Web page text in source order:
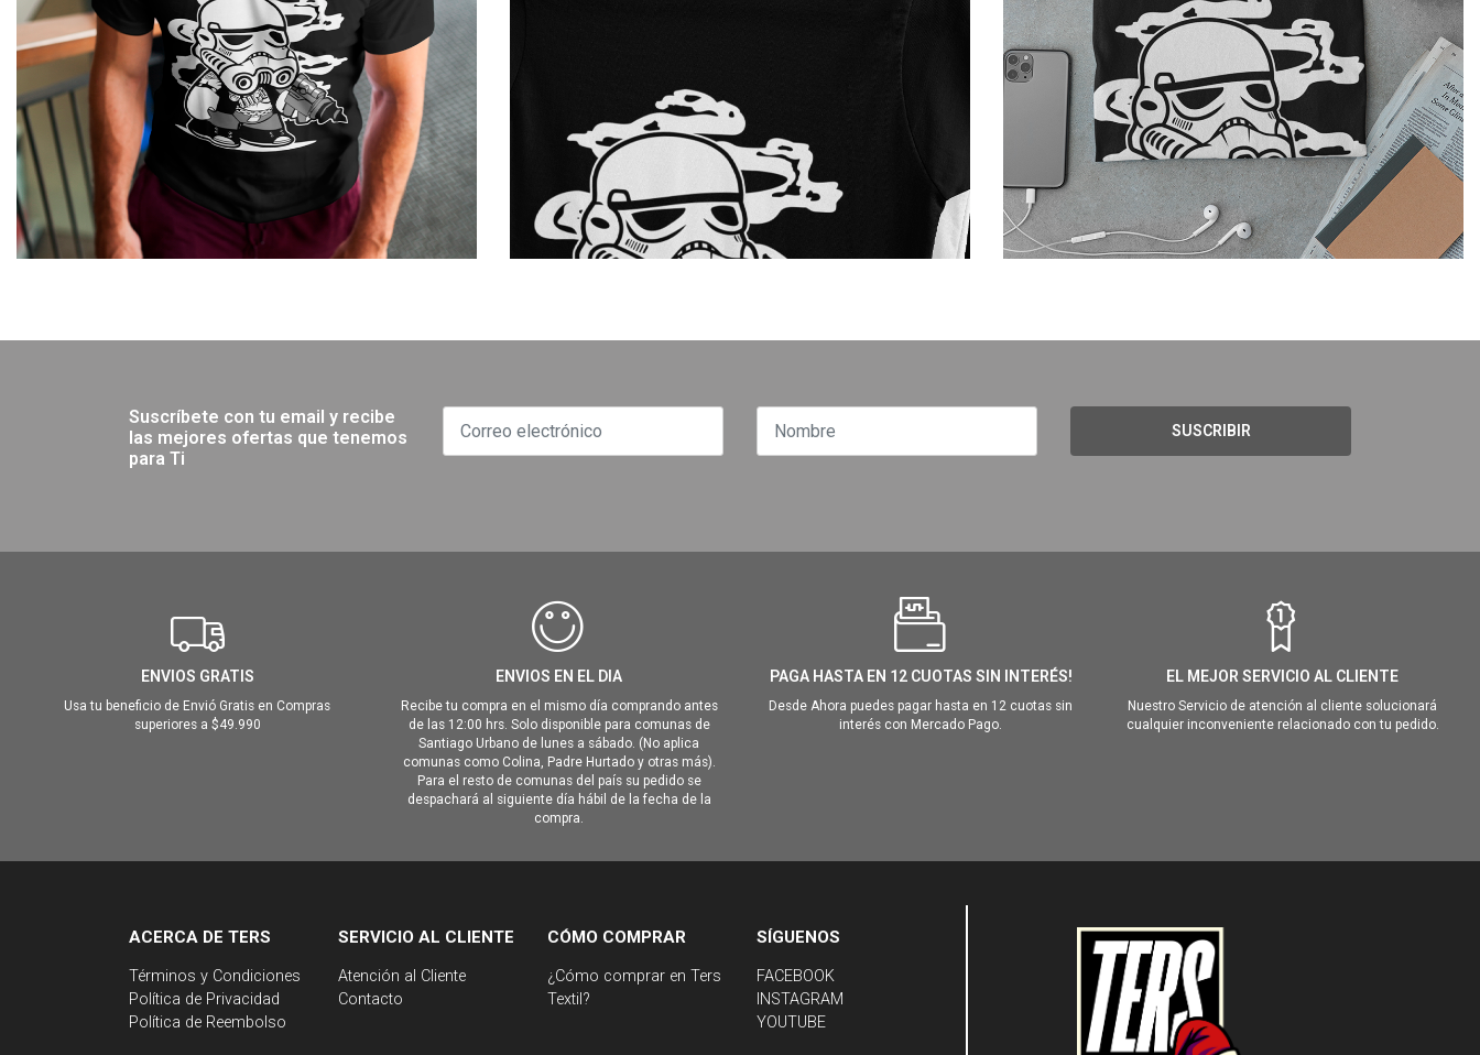
Suscríbete con tu email y recibe
las mejores ofertas que tenemos
para Ti
SUSCRIBIR
ENVIOS GRATIS
Usa tu beneficio de Envió Gratis en Compras
superiores a $49.990
ENVIOS EN EL DIA
Recibe tu compra en el mismo día comprando antes
de las 12:00 hrs. Solo disponible para comunas de
Santiago Urbano de lunes a sábado. (No aplica
comunas como Colina, Padre Hurtado y otras más).
Para el resto de comunas del país su pedido se
despachará al siguiente día hábil de la fecha de la
compra.
PAGA HASTA EN 12 CUOTAS SIN INTERÉS!
Desde Ahora puedes pagar hasta en 12 cuotas sin
interés con Mercado Pago.
EL MEJOR SERVICIO AL CLIENTE
Nuestro Servicio de atención al cliente solucionará
cualquier inconveniente relacionado con tu pedido.
ACERCA DE TERS
Términos y Condiciones
Política de Privacidad
Política de Reembolso
SERVICIO AL CLIENTE
Atención al Cliente
Contacto
CÓMO COMPRAR
¿Cómo comprar en Ters
Textil?
SÍGUENOS
FACEBOOK
INSTAGRAM
YOUTUBE